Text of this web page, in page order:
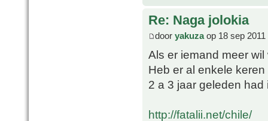
Re: Naga jolokia
door yakuzaop 18 sep 2011
Als er iemand meer
Heb er al enkele
2 a 3 jaar geleden
http://fatalii.net/chile/